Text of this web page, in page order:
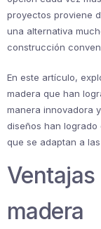
proyectos proviene
una alternativa
construcción
En este artículo,
madera que han
manera innovadora
diseños han
que se adaptan a
madera